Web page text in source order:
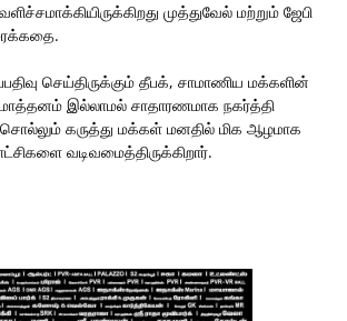
முத்துவேல் மற்றும் ஜேபி
செய்திருக்கும் தீபக், சாமாணிய மக்களின்
இல்லாமல் சாதாரணமாக நகர்த்தி
கருத்து மக்கள் மனதில் மிக ஆழமாக
வடிவமைத்திருக்கிறார்.